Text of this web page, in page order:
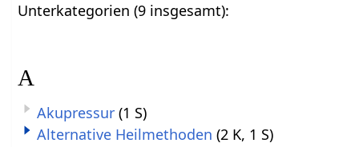
Unterkategorien (9 insgesamt):
A
Akupressur (1 S)
Alternative Heilmethoden (2 K, 1 S)